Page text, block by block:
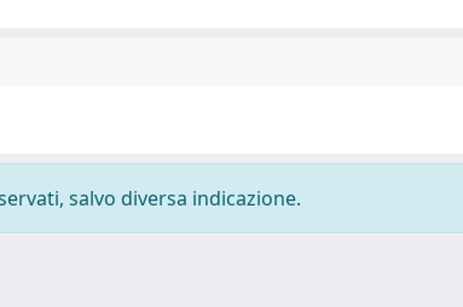
salvo diversa indicazione.